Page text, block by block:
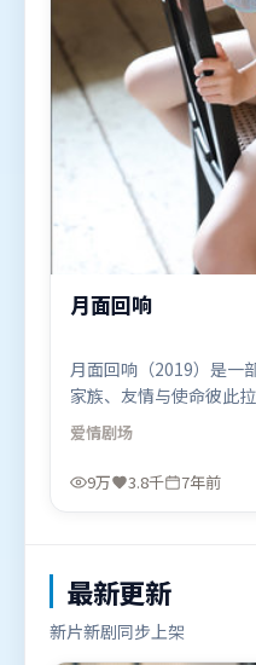
月面回响
月面回响（2019）是一
家族、友情与使命彼此
住心中微光。群像刻画
进功能。由北野武执导
阿米尔·汗、刘亦菲、周
爱情剧场
9万 3.8千 7年前
最新更新
新片新剧同步上架